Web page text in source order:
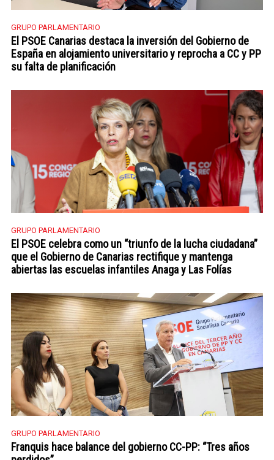
GRUPO PARLAMENTARIO
El PSOE Canarias destaca la inversión del Gobierno de
España en alojamiento universitario y reprocha a CC y PP
su falta de planificación
GRUPO PARLAMENTARIO
El PSOE celebra como un “triunfo de la lucha ciudadana”
que el Gobierno de Canarias rectifique y mantenga
abiertas las escuelas infantiles Anaga y Las Folías
GRUPO PARLAMENTARIO
Franquis hace balance del gobierno CC-PP: “Tres años